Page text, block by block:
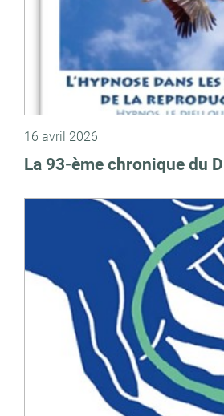
16 avril 2026
La 93-ème chronique du